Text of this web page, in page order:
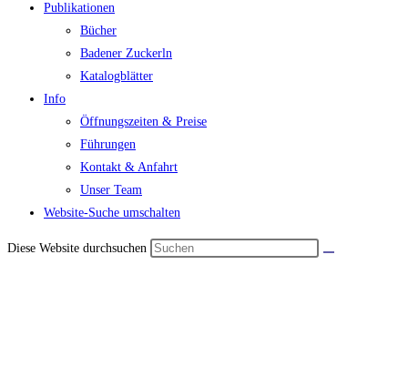
Publikationen
Bücher
Badener Zuckerln
Katalogblätter
Info
Öffnungszeiten & Preise
Führungen
Kontakt & Anfahrt
Unser Team
Website-Suche umschalten
Diese Website durchsuchen